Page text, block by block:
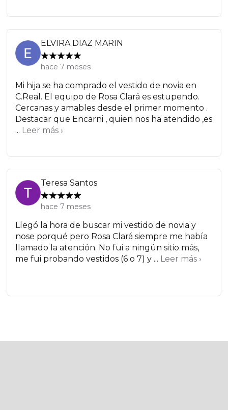
ELVIRA DIAZ MARIN
hace 7 meses
Mi hija se ha comprado el vestido de novia en
C.Real. El equipo de Rosa Clará es estupendo.
Cercanas y amables desde el primer momento .
Destacar que Encarni , quien nos ha atendido ,es
... Leer más ›
Teresa Santos
hace 7 meses
Llegó la hora de buscar mi vestido de novia y
nose porqué pero Rosa Clará siempre me había
llamado la atención. No fui a ningún sitio más,
me fui probando vestidos (6 o 7) y ... Leer más ›